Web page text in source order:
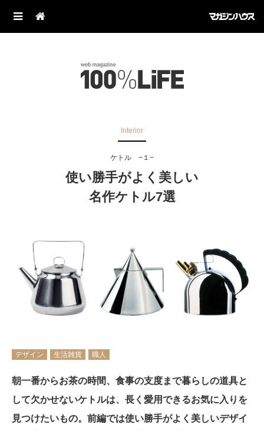
Interior
ケトル −１−
使い勝手がよく美しい
名作ケトル7選
デザイン 生活雑貨 職人
朝一番からお茶の時間、食事の支度まで暮らしの道具と
して欠かせないケトルは、長く愛用できるお気に入りを
見つけたいもの。前編では使い勝手がよく美しいデザイ